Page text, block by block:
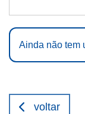
Ainda não tem
voltar